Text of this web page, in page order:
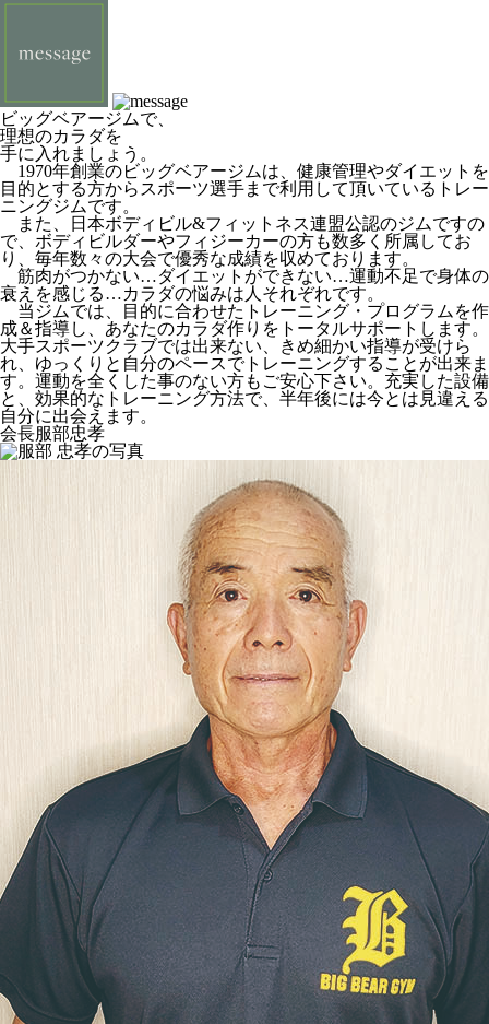
ビッグベアージムで、
理想のカラダを
手に入れましょう。
1970年創業のビッグベアージムは、健康管理やダイエットを
目的とする方からスポーツ選手まで利用して頂いているトレー
ニングジムです。
また、日本ボディビル&フィットネス連盟公認のジムですの
で、ボディビルダーやフィジーカーの方も数多く所属してお
り、毎年数々の大会で優秀な成績を収めております。
筋肉がつかない…ダイエットができない…運動不足で身体の
衰えを感じる…カラダの悩みは人それぞれです。
当ジムでは、目的に合わせたトレーニング・プログラムを作
成＆指導し、あなたのカラダ作りをトータルサポートします。
大手スポーツクラブでは出来ない、きめ細かい指導が受けら
れ、ゆっくりと自分のペースでトレーニングすることが出来ま
す。運動を全くした事のない方もご安心下さい。充実した設備
と、効果的なトレーニング方法で、半年後には今とは見違える
自分に出会えます。
会長服部忠孝